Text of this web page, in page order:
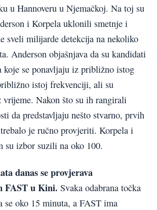
u Hannoveru u Njemačkoj. Na toj su
i Korpela uklonili smetnje i
sveli milijarde detekcija na nekoliko
Anderson objašnjava da su kandidati
koje se ponavljaju iz približno istog
istoj frekvenciji, ali su
vrijeme. Nakon što su ih rangirali
da predstavljaju nešto stvarno, prvih
je ručno provjeriti. Korpela i
su izbor suzili na oko 100.
danas se provjerava
FAST u Kini. Svaka odabrana točka
se oko 15 minuta, a FAST ima